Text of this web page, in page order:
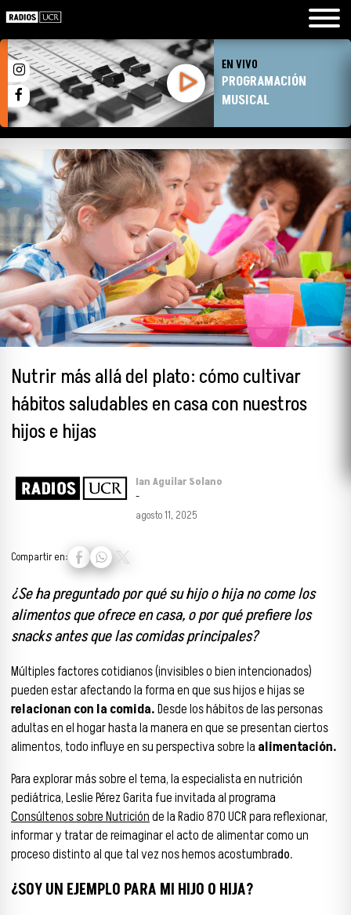
EN VIVO
PROGRAMACIÓN
MUSICAL
Nutrir más allá del plato: cómo cultivar
hábitos saludables en casa con nuestros
hijos e hijas
Ian Aguilar Solano
-
agosto 11, 2025
Compartir en:
¿Se ha preguntado por qué su hijo o hija no come los
alimentos que ofrece en casa, o por qué prefiere los
snacks antes que las comidas principales?
Múltiples factores cotidianos (invisibles o bien intencionados)
pueden estar afectando la forma en que sus hijos e hijas se
relacionan con la comida.Desde los hábitos de las personas
adultas en el hogar hasta la manera en que se presentan ciertos
alimentos, todo influye en su perspectiva sobre la alimentación.
Para explorar más sobre el tema, la especialista en nutrición
pediátrica, Leslie Pérez Garita fue invitada al programa
Consúltenos sobre Nutriciónde la Radio 870 UCR para reflexionar,
informar y tratar de reimaginar el acto de alimentar como un
proceso distinto al que tal vez nos hemos acostumbrado.
¿SOY UN EJEMPLO PARA MI HIJO O HIJA?